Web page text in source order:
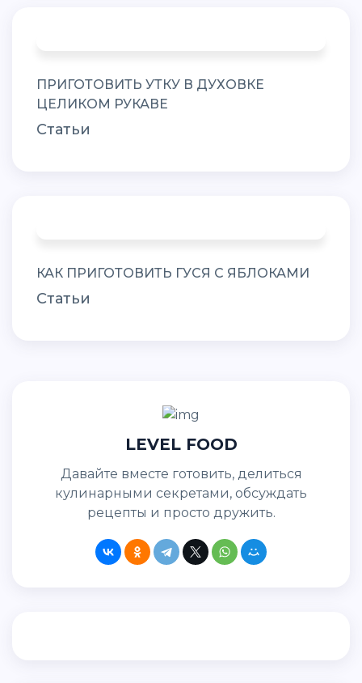
ПРИГОТОВИТЬ УТКУ В ДУХОВКЕ
ЦЕЛИКОМ РУКАВЕ
Статьи
КАК ПРИГОТОВИТЬ ГУСЯ С ЯБЛОКАМИ
Статьи
LEVEL FOOD
Давайте вместе готовить, делиться
кулинарными секретами, обсуждать
рецепты и просто дружить.